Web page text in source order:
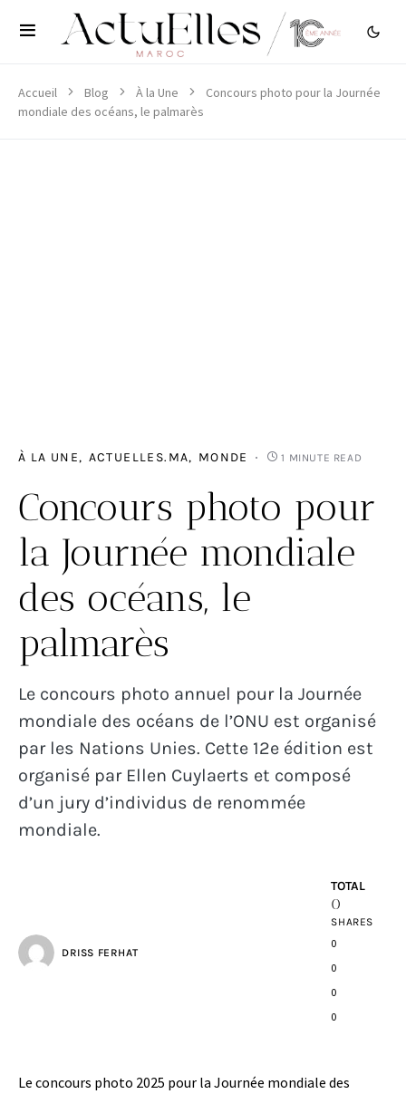
Accueil Blog À la Une
Concours photo pour la Journée
mondiale des océans, le palmarès
À LA UNE ACTUELLES.MA MONDE 1 MINUTE READ
Concours photo pour
la Journée mondiale
des océans, le
palmarès
Le concours photo annuel pour la Journée
mondiale des océans de l’ONU est organisé
par les Nations Unies. Cette 12e édition est
organisé par Ellen Cuylaerts et composé
d’un jury d’individus de renommée
mondiale.
DRISS FERHAT
TOTAL
0
SHARES
0
0
0
0
Le concours photo 2025 pour la Journée mondiale des